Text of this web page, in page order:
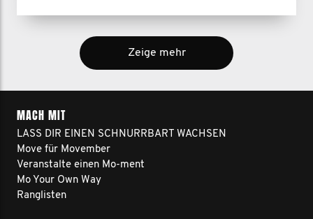
Zeige mehr
MACH MIT
LASS DIR EINEN SCHNURRBART WACHSEN
Move für Movember
Veranstalte einen Mo-ment
Mo Your Own Way
Ranglisten